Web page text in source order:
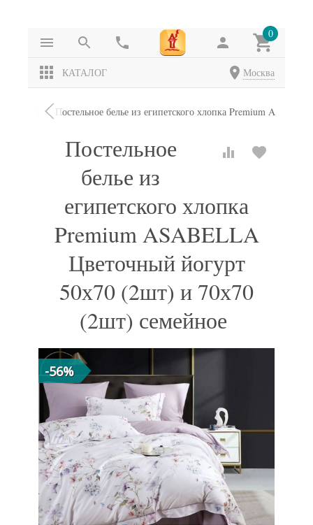
0
КАТАЛОГ Москва
Постельное белье из египетского хлопка Premium
Постельное
белье из
египетского хлопка
Premium ASABELLA
Цветочный йогурт
50х70 (2шт) и 70х70
(2шт) семейное
-56%